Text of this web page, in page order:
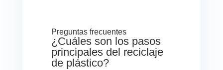
Preguntas frecuentes
¿Cuáles son los pasos
principales del reciclaje
de plástico?